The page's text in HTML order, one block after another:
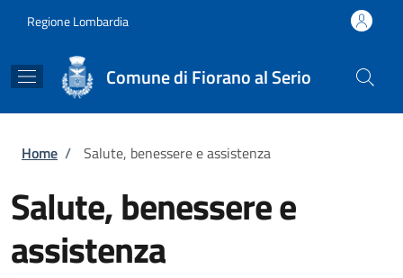
Regione Lombardia
Comune di Fiorano al Serio
Briciole di pane
Home / Salute, benessere e assistenza
Salute, benessere e
assistenza